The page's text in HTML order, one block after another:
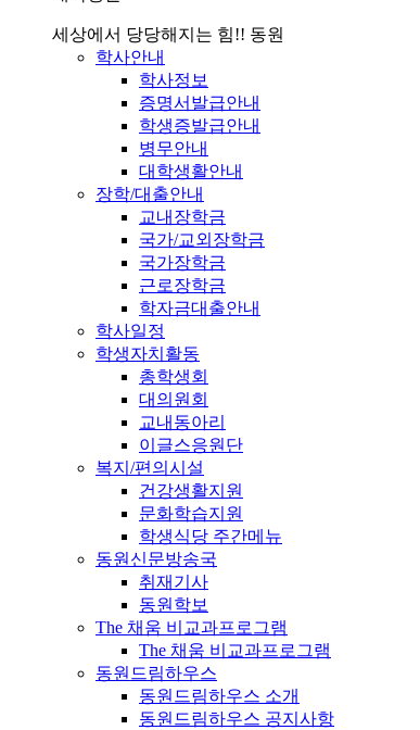
세상에서 당당해지는 힘!! 동원
학사안내
학사정보
증명서발급안내
학생증발급안내
병무안내
대학생활안내
장학/대출안내
교내장학금
국가/교외장학금
국가장학금
근로장학금
학자금대출안내
학사일정
학생자치활동
총학생회
대의원회
교내동아리
이글스응원단
복지/편의시설
건강생활지원
문화학습지원
학생식당 주간메뉴
동원신문방송국
취재기사
동원학보
The 채움 비교과프로그램
The 채움 비교과프로그램
동원드림하우스
동원드림하우스 소개
동원드림하우스 공지사항